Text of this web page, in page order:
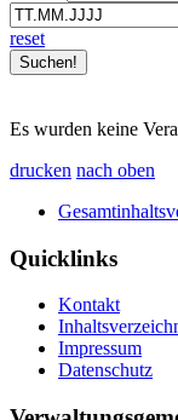
reset
Es wurden keine
drucken nach oben
Quicklinks
Kontakt
Impressum
Datenschutz